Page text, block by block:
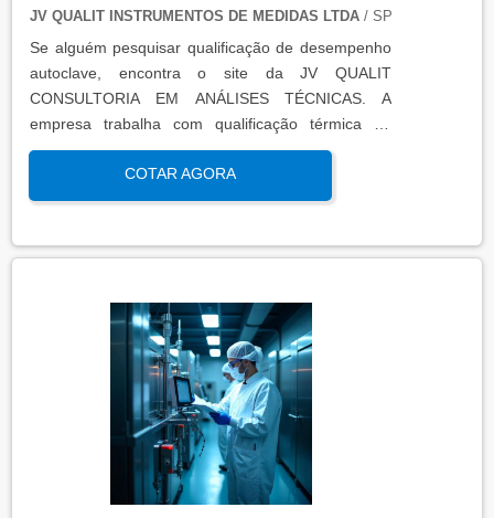
JV QUALIT INSTRUMENTOS DE MEDIDAS LTDA/ SP
Se alguém pesquisar qualificação de desempenho
autoclave, encontra o site da JV QUALIT
CONSULTORIA EM ANÁLISES TÉCNICAS. A
empresa trabalha com qualificação térmica de
equipamentos e engenharia, disponibilizando o que
há de mais atual para garantir a qualidade final
para seus clientes.
COTAR AGORA